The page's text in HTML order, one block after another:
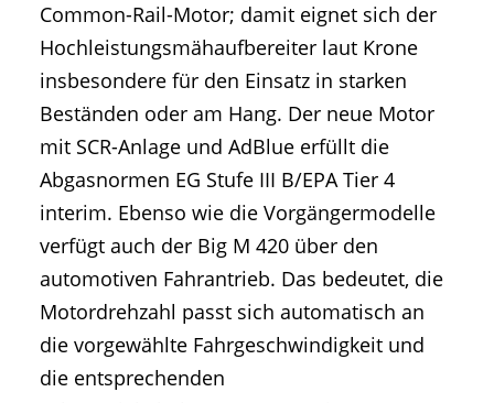
Common-Rail-Motor; damit eignet sich der
Hochleistungsmähaufbereiter laut Krone
insbesondere für den Einsatz in starken
Beständen oder am Hang. Der neue Motor
mit SCR-Anlage und AdBlue erfüllt die
Abgasnormen EG Stufe III B/EPA Tier 4
interim. Ebenso wie die Vorgängermodelle
verfügt auch der Big M 420 über den
automotiven Fahrantrieb. Das bedeutet, die
Motordrehzahl passt sich automatisch an
die vorgewählte Fahrgeschwindigkeit und
die entsprechenden